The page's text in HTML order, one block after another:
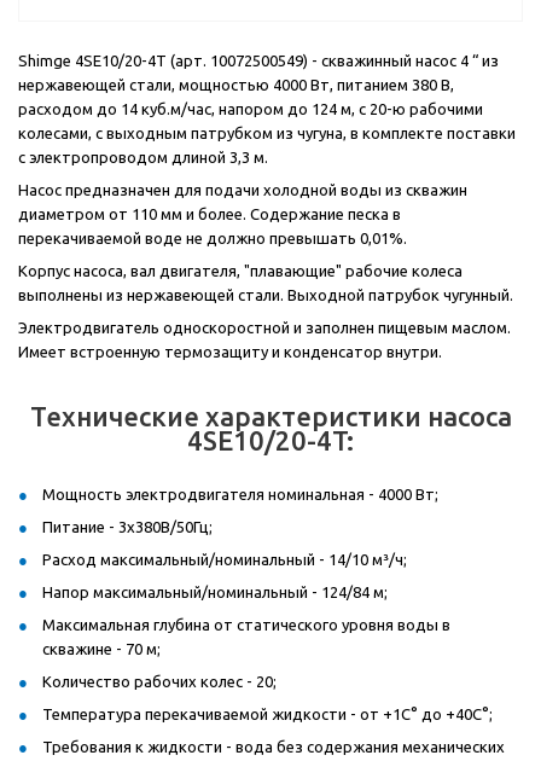
Shimge 4SE10/20-4T (арт. 10072500549) - скважинный насос 4 “ из
нержавеющей стали, мощностью 4000 Вт, питанием 380 В,
расходом до 14 куб.м/час, напором до 124 м, с 20-ю рабочими
колесами, с выходным патрубком из чугуна, в комплекте поставки
с электропроводом длиной 3,3 м.
Насос предназначен для подачи холодной воды из скважин
диаметром от 110 мм и более. Содержание песка в
перекачиваемой воде не должно превышать 0,01%.
Корпус насоса, вал двигателя, "плавающие" рабочие колеса
выполнены из нержавеющей стали. Выходной патрубок чугунный.
Электродвигатель односкоростной и заполнен пищевым маслом.
Имеет встроенную термозащиту и конденсатор внутри.
Технические характеристики насоса
4SE10/20-4T:
Мощность электродвигателя номинальная - 4000 Вт;
Питание - 3x380В/50Гц;
Расход максимальный/номинальный - 14/10 м³/ч;
Напор максимальный/номинальный - 124/84 м;
Максимальная глубина от статического уровня воды в
скважине - 70 м;
Количество рабочих колес - 20;
Температура перекачиваемой жидкости - от +1С° до +40С°;
Требования к жидкости - вода без содержания механических